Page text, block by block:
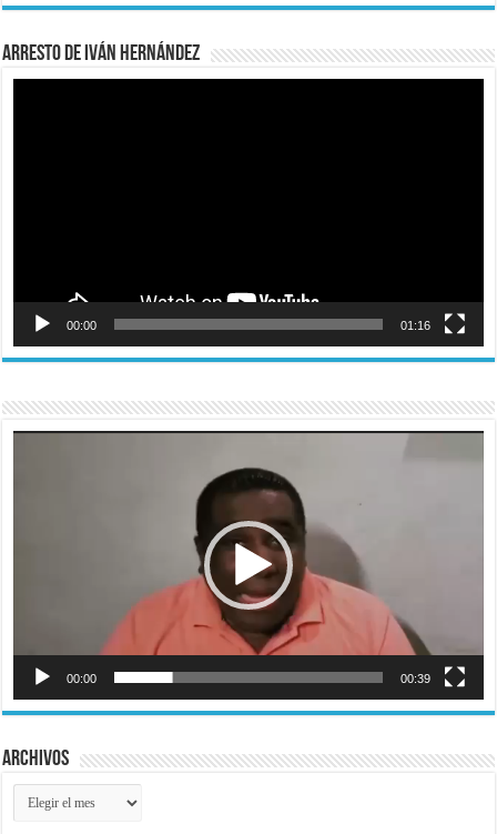
Arresto de Iván Hernández
00:00 01:16
Reproductor
00:00 00:39
Archivos
Archivos